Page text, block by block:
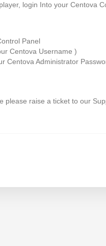
login Into your Centova
Panel
Centova Username )
Centova Administrator
please raise a ticket to our